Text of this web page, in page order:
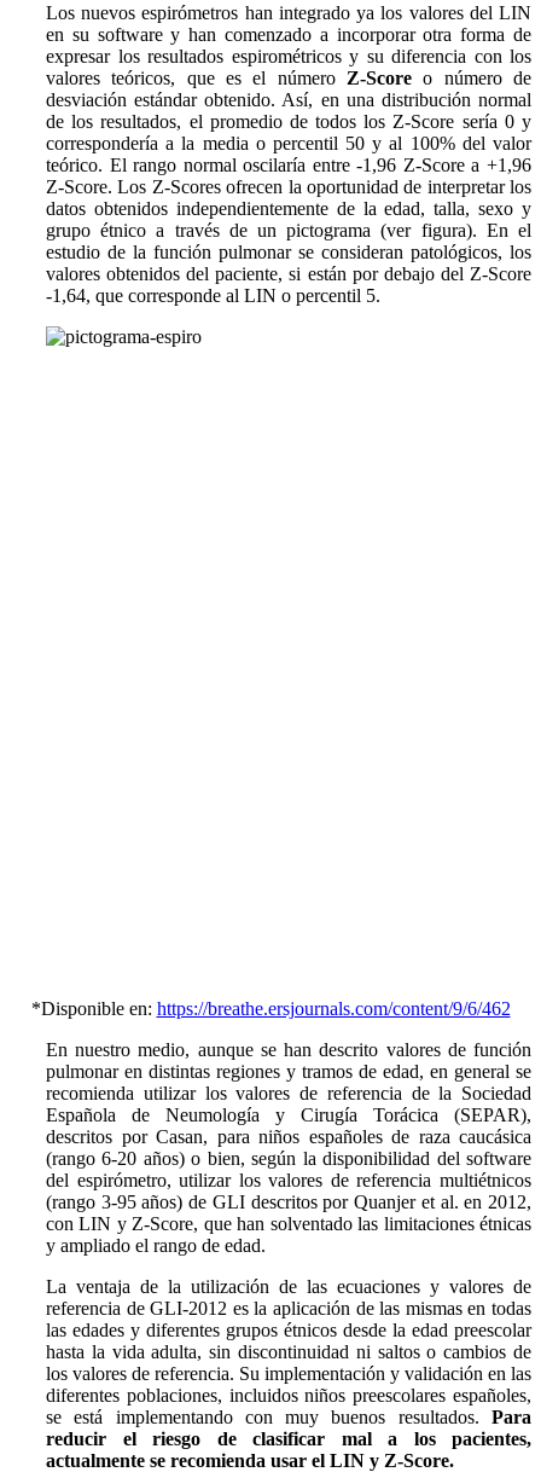
Los nuevos espirómetros han integrado ya los valores del LIN
en su software y han comenzado a incorporar otra forma de
expresar los resultados espirométricos y su diferencia con los
valores teóricos, que es el número Z-Score o número de
desviación estándar obtenido. Así, en una distribución normal
de los resultados, el promedio de todos los Z-Score sería 0 y
correspondería a la media o percentil 50 y al 100% del valor
teórico. El rango normal oscilaría entre -1,96 Z-Score a +1,96
Z-Score. Los Z-Scores ofrecen la oportunidad de interpretar los
datos obtenidos independientemente de la edad, talla, sexo y
grupo étnico a través de un pictograma (ver figura). En el
estudio de la función pulmonar se consideran patológicos, los
valores obtenidos del paciente, si están por debajo del Z-Score
-1,64, que corresponde al LIN o percentil 5.
*Disponible en: https://breathe.ersjournals.com/content/9/6/462
En nuestro medio, aunque se han descrito valores de función
pulmonar en distintas regiones y tramos de edad, en general se
recomienda utilizar los valores de referencia de la Sociedad
Española de Neumología y Cirugía Torácica (SEPAR),
descritos por Casan, para niños españoles de raza caucásica
(rango 6-20 años) o bien, según la disponibilidad del software
del espirómetro, utilizar los valores de referencia multiétnicos
(rango 3-95 años) de GLI descritos por Quanjer et al. en 2012,
con LIN y Z-Score, que han solventado las limitaciones étnicas
y ampliado el rango de edad.
La ventaja de la utilización de las ecuaciones y valores de
referencia de GLI-2012 es la aplicación de las mismas en todas
las edades y diferentes grupos étnicos desde la edad preescolar
hasta la vida adulta, sin discontinuidad ni saltos o cambios de
los valores de referencia. Su implementación y validación en las
diferentes poblaciones, incluidos niños preescolares españoles,
se está implementando con muy buenos resultados. Para
reducir el riesgo de clasificar mal a los pacientes,
actualmente se recomienda usar el LIN y Z-Score.